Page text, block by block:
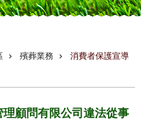
殯葬業務 消費者保護宣導
理顧問有限公司違法從事